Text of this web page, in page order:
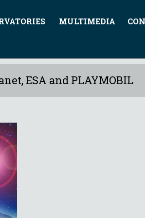
MULTIMEDIA
ESA and PLAYMOBIL